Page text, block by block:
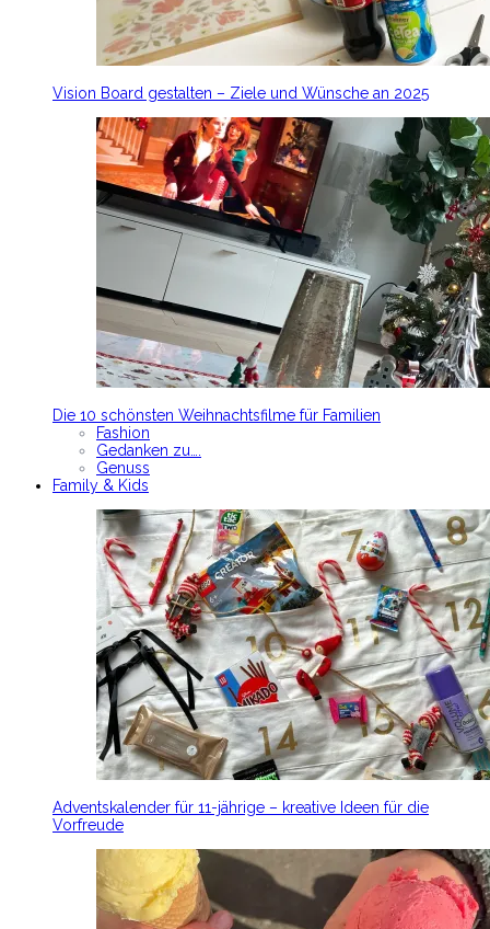
Vision Board gestalten – Ziele und Wünsche an 2025
Die 10 schönsten Weihnachtsfilme für Familien
Fashion
Gedanken zu….
Genuss
Family & Kids
Adventskalender für 11-jährige – kreative Ideen für die
Vorfreude